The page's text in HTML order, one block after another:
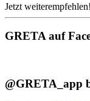
Jetzt weiterempfehlen!
GRETA auf
@GRETA_app